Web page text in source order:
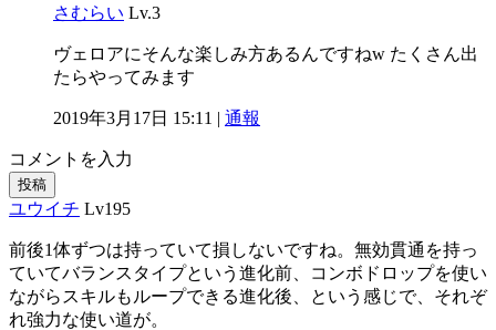
さむらい Lv.3
ヴェロアにそんな楽しみ方あるんですねw たくさん出
たらやってみます
2019年3月17日 15:11 | 通報
コメントを入力
投稿
ユウイチ Lv195
前後1体ずつは持っていて損しないですね。無効貫通を持っ
ていてバランスタイプという進化前、コンボドロップを使い
ながらスキルもループできる進化後、という感じで、それぞ
れ強力な使い道が。